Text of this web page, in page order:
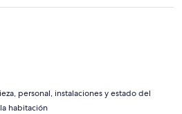
personal, instalaciones y estado del
habitación